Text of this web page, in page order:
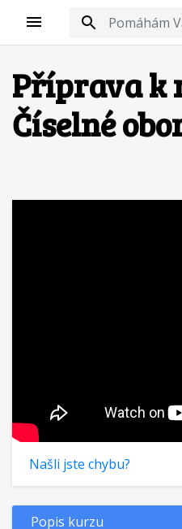
Příprava k
Číselné
Našli jste chybu?
Popis kurzu